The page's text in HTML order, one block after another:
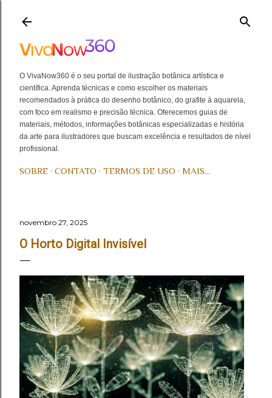
O VivaNow360 é o seu portal de ilustração botânica artística e
científica. Aprenda técnicas e como escolher os materiais
recomendados à prática do desenho botânico, do grafite à aquarela,
com foco em realismo e precisão técnica. Oferecemos guias de
materiais, métodos, informações botânicas especializadas e história
da arte para ilustradores que buscam excelência e resultados de nível
profissional.
SOBRE CONTATO TERMOS DE USO MAIS…
novembro 27, 2025
O Horto Digital Invisível